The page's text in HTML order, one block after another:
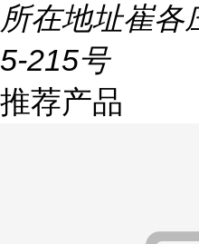
所在地址崔各
5-215号
推荐产品